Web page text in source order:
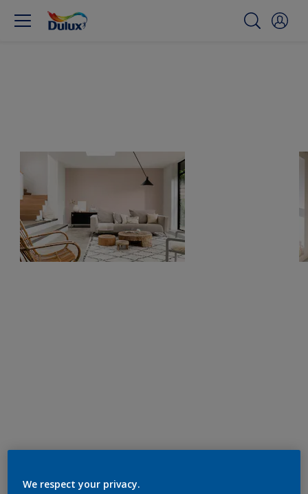
We respect your privacy.